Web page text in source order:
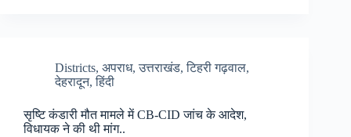
लोगों
की
बढ़ी
चिंताए..
Districts, अपराध,उत्तराखंड,टिहरी गढ़वाल,
देहरादून,हिंदी
सृष्टि कंडारी मौत मामले में CB-CID जांच के आदेश,
विधायक ने की थी मांग..